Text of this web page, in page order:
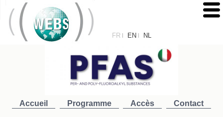
FR | EN | NL
Accueil Programme Accès Contact